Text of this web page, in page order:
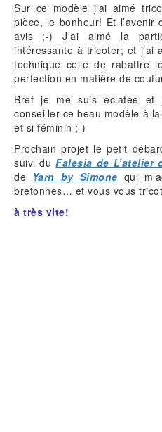
Sur ce modèle j’ai aimé
pièce, le bonheur! Et
avis ;-) J’ai aimé la
intéressante à tricoter; et j’ai
technique celle de rabattre
perfection en matière de
Bref je me suis éclatée
conseiller ce beau modèle à
et si féminin ;-)
Prochain projet le petit
suivi duFalesia de L’atelier
de Yarn by Simone qui
bretonnes… et vous vous
à très vite!